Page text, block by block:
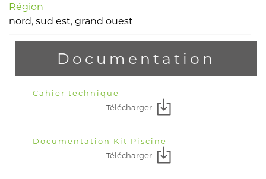
Région
nord, sud est, grand ouest
Documentation
Cahier technique
Télécharger
Documentation Kit Piscine
Télécharger